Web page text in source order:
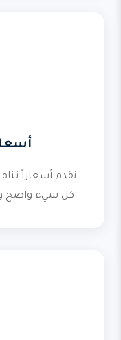
نقدم أسعاراً
كل شيء واضح